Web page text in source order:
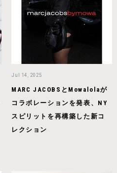
Jul 14, 2025
MARC JACOBSとMowalolaが
コラボレーションを発表、NY
スピリットを再構築した新コ
レクション